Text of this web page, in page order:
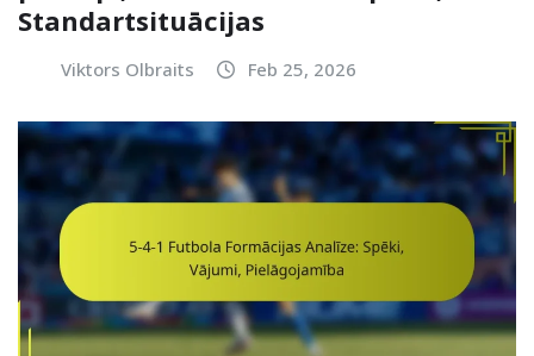
Standartsituācijas
Viktors Olbraits Feb 25, 2026